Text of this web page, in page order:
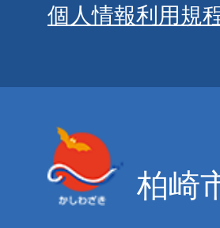
個人情報利用規
柏崎